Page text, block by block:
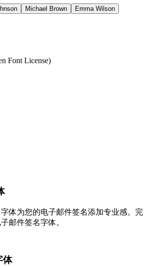
Michael Brown
Emma Wilson
Font License)
体为您的电子邮件签名添加专业感。完
邮件签名字体。
体